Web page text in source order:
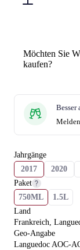
Möchten Sie
kaufen?
Besser
Jahrgänge
2017
2020
Paket
750ML
1.5L
Land
Frankreich,
Geo-Angabe
Languedoc AOC-